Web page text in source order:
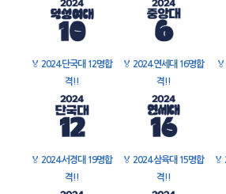
🏅 2024 단국대 12명합
격!!
🏅 2024 연세대 16명합
격!!
🏅
🏅 2024 서경대 19명합
격!!
🏅 2024 삼육대 15명합
격!!
🏅